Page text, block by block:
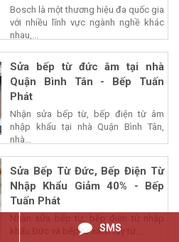
Bosch là một thương hiệu đa quốc gia
với nhiều lĩnh vực ngành nghề khác
nhau,...
Sửa bếp từ đức âm tại nhà
Quận Bình Tân - Bếp Tuấn
Phát
Nhận sửa bếp từ, bếp điện từ âm
nhập khẩu tại nhà Quận Bình Tân,
nhà...
Sửa Bếp Từ Đức, Bếp Điện Từ
Nhập Khẩu Giảm 40% - Bếp
Tuấn Phát
khẩu Đức và bếp từ xách tay từ...
SMS